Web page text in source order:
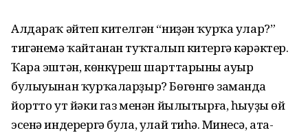
Алдараҡ әйтеп кителгән “ниҙән ҡур­ҡа улар?”
тигәнемә ҡайтанан туҡталып китергә кәрәктер.
Ҡара эштән, көн­күреш шарттарының ауыр
булыуынан ҡур­ҡаларҙыр? Бөгөнгө заманда
йортто ут йәки газ менән йылытырға, һыуҙы өй
эсенә индерергә була, улай тиһәң. Минеңсә, ата-